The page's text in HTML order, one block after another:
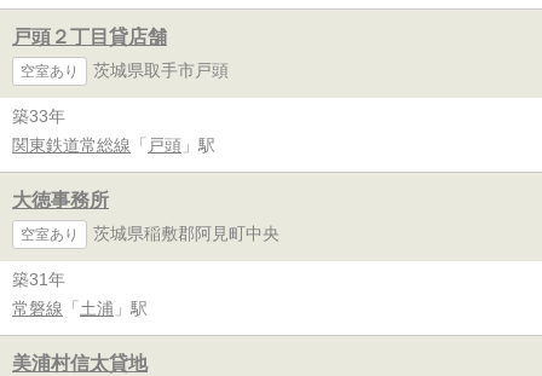
戸頭２丁目貸店舗
空室あり 茨城県取手市戸頭
築33年
関東鉄道常総線 「 戸頭 」駅
大徳事務所
空室あり 茨城県稲敷郡阿見町中央
築31年
常磐線 「 土浦 」駅
美浦村信太貸地